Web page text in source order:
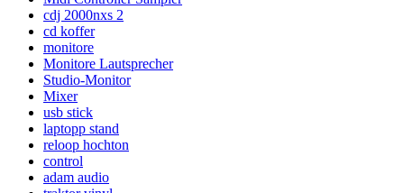
cdj 2000nxs 2
cd koffer
monitore
Monitore Lautsprecher
Studio-Monitor
Mixer
usb stick
laptopp stand
reloop hochton
control
adam audio